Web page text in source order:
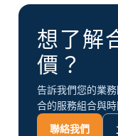
想了解
價？
告訴我們您的業
合的服務組合與時
聯絡我們